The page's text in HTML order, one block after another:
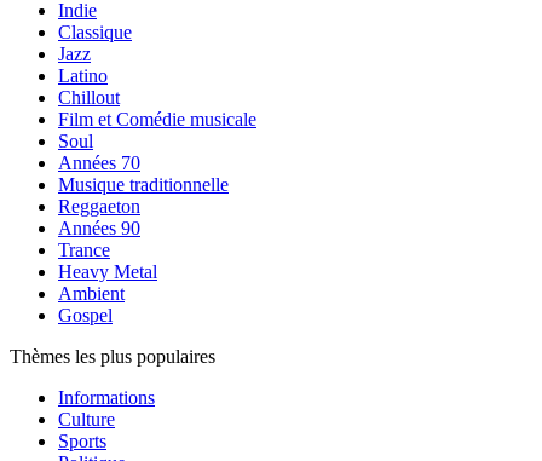
Indie
Classique
Jazz
Latino
Chillout
Film et Comédie musicale
Soul
Années 70
Musique traditionnelle
Reggaeton
Années 90
Trance
Heavy Metal
Ambient
Gospel
Thèmes les plus populaires
Informations
Culture
Sports